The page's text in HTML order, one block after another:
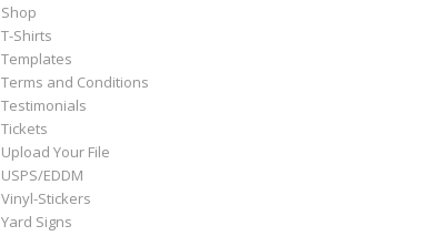
Shop
T-Shirts
Templates
Terms and Conditions
Testimonials
Tickets
Upload Your File
USPS/EDDM
Vinyl-Stickers
Yard Signs